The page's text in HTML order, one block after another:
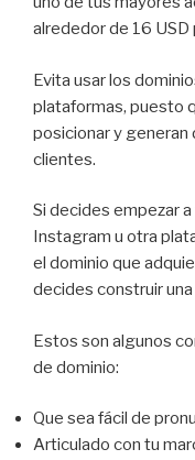
alrededor de 16 USD
Evita usar los
plataformas, puesto
posicionar y generan
clientes.
Si decides empezar
Instagram u otra
el dominio que
decides construir
Estos son algunos
de dominio:
Que sea fácil de
Articulado con tu